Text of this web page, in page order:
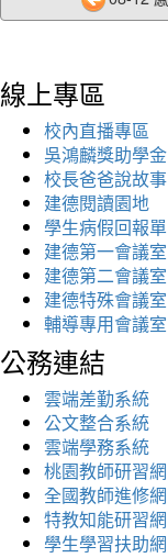
線上專區
校內直播專區
吳鴻麟獎助學金
校長爸爸說故事
建德閱讀園地
學生病假回報單
建德第一會議室
建德第二會議室
建德特殊會議室
輔導專用會議室
公務連結
雲端差勤系統
公文整合系統
雲端學務系統
桃園教師研習網
全國教師進修網
特教知能研習網
學生學習扶助網